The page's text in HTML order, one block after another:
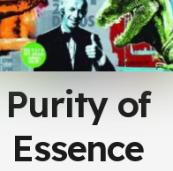
Purity of
Essence